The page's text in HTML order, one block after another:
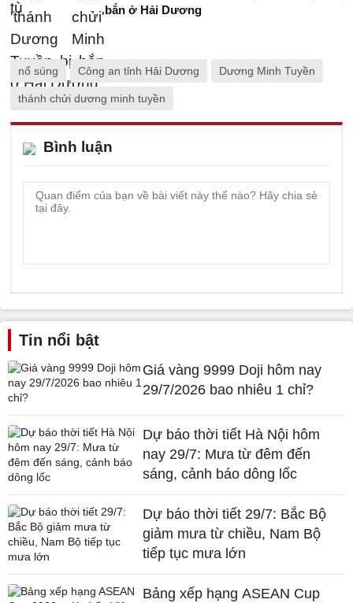
bắn ở Hải Dương
nổ súng Công an tỉnh Hải Dương Dương Minh Tuyền
thánh chửi dương minh tuyền
Bình luận
Tin nổi bật
Giá vàng 9999 Doji hôm nay
29/7/2026 bao nhiêu 1 chỉ?
Dự báo thời tiết Hà Nội hôm
nay 29/7: Mưa từ đêm đến
sáng, cảnh báo dông lốc
Dự báo thời tiết 29/7: Bắc Bộ
giảm mưa từ chiều, Nam Bộ
tiếp tục mưa lớn
Bảng xếp hạng ASEAN Cup